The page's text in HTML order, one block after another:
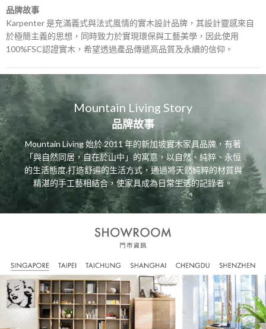
品牌故事
Karpenter 是充滿義式與法式風情的實木設計品牌，其設計靈感來自
於極簡主義的思想，同時致力於實現環保與工藝美學，因此使用
100%FSC認證實木，希望透過產品傳遞高品質及永續的信仰。
Mountain Living Story
品牌故事
Mountain Living 始於 2011 年的新加坡實木家具品牌，有著
「與自然同居，自在於山中」的寓意，以自然、純粹、永恒
的生活態度,打造舒遍的生活方式，通過將天然純粹的材質與
精湛的手工藝相結合，使家具成為日常生活的記錄者。